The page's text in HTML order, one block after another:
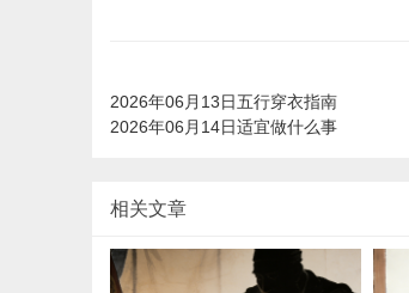
2026年06月13日五行穿衣指南
2026年06月14日适宜做什么事
相关文章